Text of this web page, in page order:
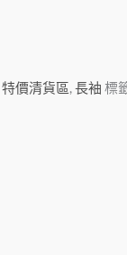
特價清貨區,長袖 標